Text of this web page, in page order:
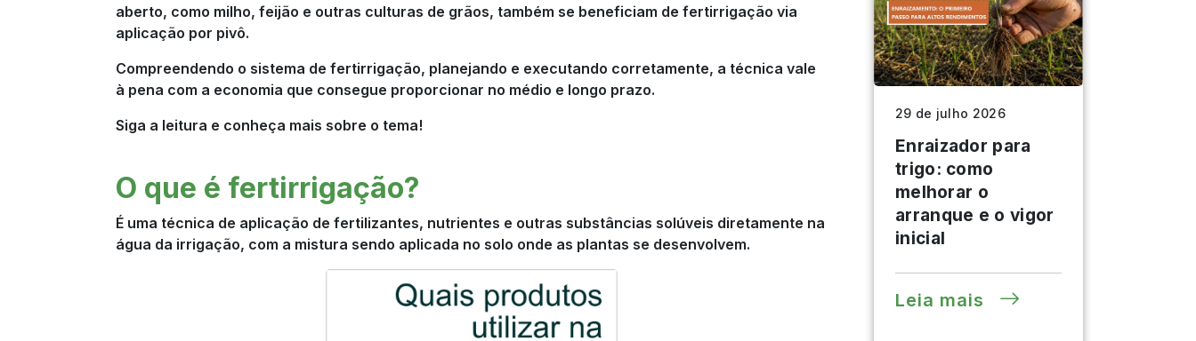
aberto, como milho, feijão e outras culturas de grãos, também se beneficiam de fertirrigação via
aplicação por pivô.
Compreendendo o sistema de fertirrigação, planejando e executando corretamente, a técnica vale
à pena com a economia que consegue proporcionar no médio e longo prazo.
Siga a leitura e conheça mais sobre o tema!
O que é fertirrigação?
É uma técnica de aplicação de fertilizantes, nutrientes e outras substâncias solúveis diretamente na
água da irrigação, com a mistura sendo aplicada no solo onde as plantas se desenvolvem.
29 de julho 2026
Enraizador para
trigo: como
melhorar o
arranque e o vigor
inicial
Leia mais